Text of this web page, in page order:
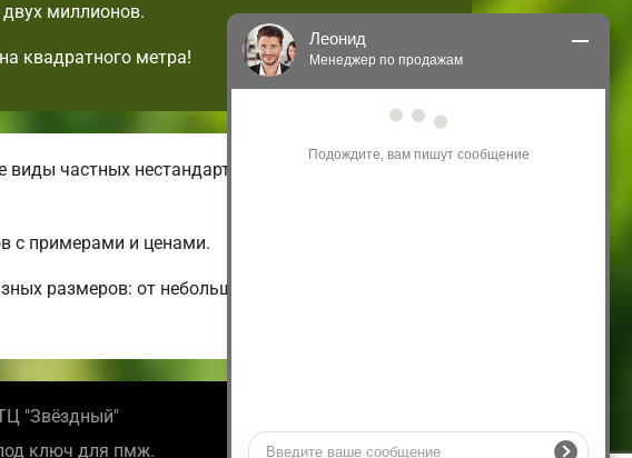
миллионов.
квадратного метра!
частных нестандартных малогабаритных
с примерами и ценами.
размеров: от небольших и бюджетных до
"Звёздный"
ключ для пмж.
Леонид
Менеджер по продажам
Здравствуйте! Я могу
акциям и проектам.